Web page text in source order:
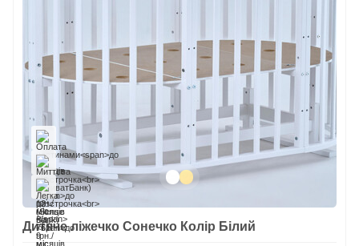
Дитяче ліжечко Сонечко Колір Білий